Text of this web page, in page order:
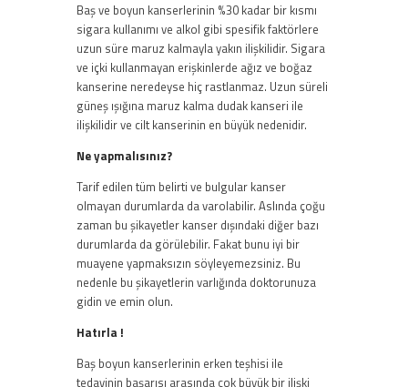
Baş ve boyun kanserlerinin %30 kadar bir kısmı
sigara kullanımı ve alkol gibi spesifik faktörlere
uzun süre maruz kalmayla yakın ilişkilidir. Sigara
ve içki kullanmayan erişkinlerde ağız ve boğaz
kanserine neredeyse hiç rastlanmaz. Uzun süreli
güneş ışığına maruz kalma dudak kanseri ile
ilişkilidir ve cilt kanserinin en büyük nedenidir.
Ne yapmalısınız?
Tarif edilen tüm belirti ve bulgular kanser
olmayan durumlarda da varolabilir. Aslında çoğu
zaman bu şikayetler kanser dışındaki diğer bazı
durumlarda da görülebilir. Fakat bunu iyi bir
muayene yapmaksızın söyleyemezsiniz. Bu
nedenle bu şikayetlerin varlığında doktorunuza
gidin ve emin olun.
Hatırla !
Baş boyun kanserlerinin erken teşhisi ile
tedavinin başarısı arasında çok büyük bir ilişki